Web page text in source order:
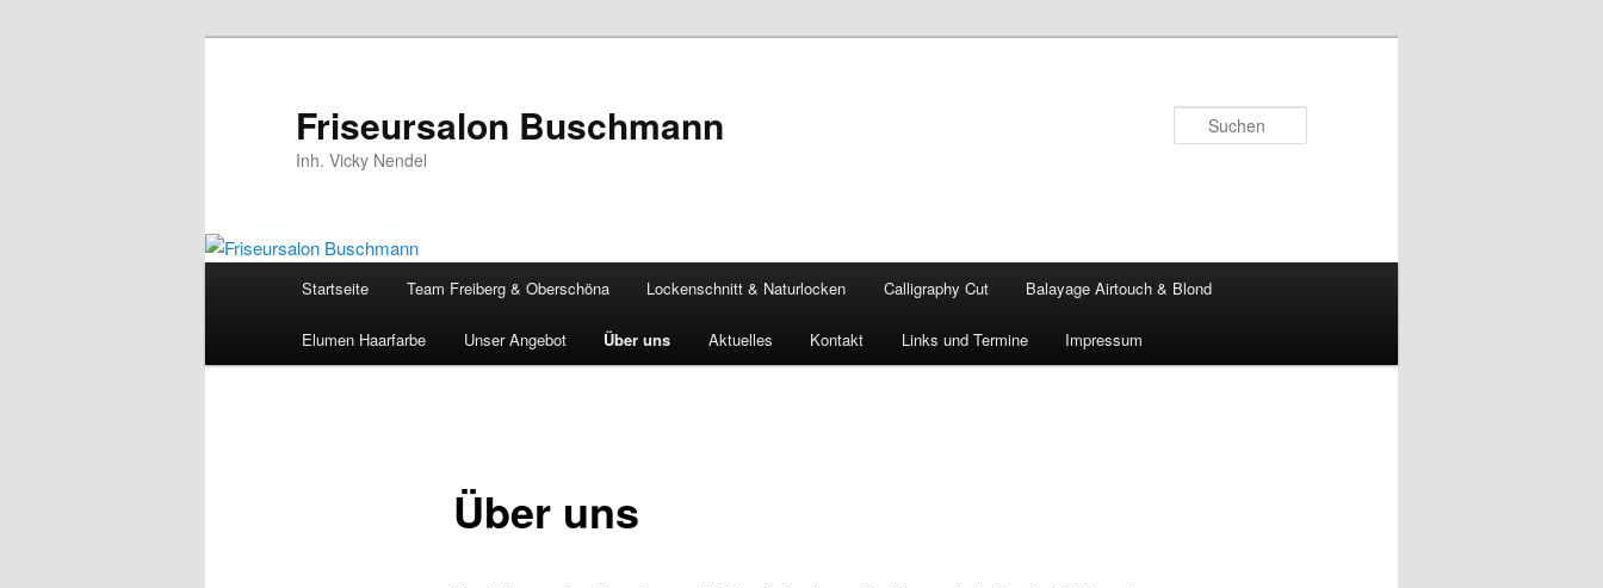
Friseursalon Buschmann
Inh. Vicky Nendel
Startseite Team Freiberg & Oberschöna Lockenschnitt & Naturlocken Calligraphy Cut Balayage Airtouch & Blond
Elumen Haarfarbe Unser Angebot Über uns Aktuelles Kontakt Links und Termine Impressum
Über uns